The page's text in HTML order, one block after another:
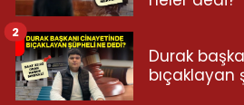
Durak
bıçaklayan
2